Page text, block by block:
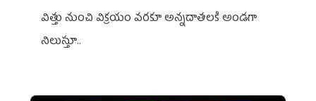
విత్తు నుంచి విక్రయం వరకూ అన్నదాతలకి అండగా
నిలుస్తూ..